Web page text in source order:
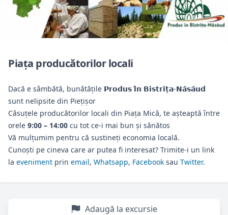
Piața producătorilor locali
Dacă e sâmbătă, bunătățile 𝗣𝗿𝗼𝗱𝘂𝘀 𝗶̂𝗻 𝗕𝗶𝘀𝘁𝗿𝗶𝘁̦𝗮-𝗡𝗮̆𝘀𝗮̆𝘂𝗱
sunt nelipsite din Piețișor
Căsuțele producătorilor locali din Piața Mică, te așteaptă între
orele 9:00 – 14:00 cu tot ce-i mai bun și sănătos
Vă mulțumim pentru că sustineți economia locală.
Cunoști pe cineva care ar putea fi interesat? Trimite-i un link
la eveniment prin email, Whatsapp, Facebook sau Twitter.
Adaugă la excursie